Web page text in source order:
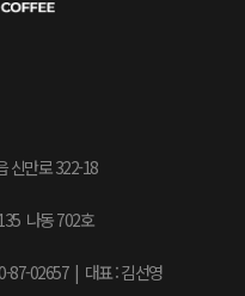
신만로 322-18
나동 702호
87-02657 | 대표 : 김선영